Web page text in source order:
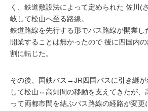
く、鉄道敷設法によって定められた 佐川(
岐して松山へ至る路線。
鉄道路線を先行する形でバス路線が開業し
開業することは無かったので 後に四国内
割に転じた。
その後、国鉄バス→JR四国バスに引き継が
して松山⇔高知間の移動を支えてきたが、
って両都市間を結ぶバス路線の経路が変更